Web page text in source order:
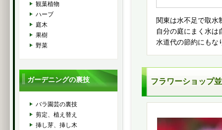
関東は水不足で取水
自分の庭にまく水は
水道代の節約にもな
フラワーショップ
観葉植物
ハーブ
庭木
果樹
野菜
ガーデニングの裏技
バラ園芸の裏技
剪定、植え替え
挿し芽、挿し木